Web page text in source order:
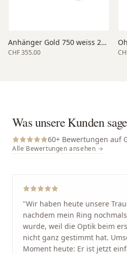
Anhänger Gold 750 weiss 21 x 14 x 3.5 mm
CHF 355.00
Was unsere Kunden
60+ Bewertungen auf
Alle Bewertungen ansehen →
"Wir haben heute unsere
nachdem mein Ring
wurde, weil die Optik beim
nicht ganz gestimmt hat.
Moment heute: Er ist jetzt